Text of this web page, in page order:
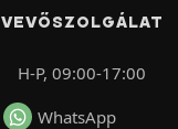
VEVŐSZOLGÁLAT
H-P, 09:00-17:00
WhatsApp